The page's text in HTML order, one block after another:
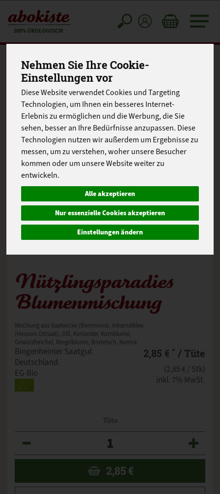
Nehmen Sie Ihre Cookie-
Einstellungen vor
Diese Website verwendet Cookies und Targeting
Technologien, um Ihnen ein besseres Internet-
Erlebnis zu ermöglichen und die Werbung, die Sie
sehen, besser an Ihre Bedürfnisse anzupassen. Diese
Technologien nutzen wir außerdem um Ergebnisse zu
messen, um zu verstehen, woher unsere Besucher
kommen oder um unsere Website weiter zu
entwickeln.
Alle akzeptieren
Nur essenzielle Cookies akzeptieren
Einstellungen ändern
Nützlingsparadies
Blumenmischung
Mischung aus Saatwicke (Berninova), Inkarnatklee
(Heusers Ostsaat), Dill, Koriander, Kornblume,
Gewürzfenchel, Ringelblume, Borretsch, Kornra
Bingenheimer Saatgut
Deutschland
EG-Bio
2,85 € * / Tüte
(2,85 € / Stk)
inkl. 7% MwSt.
2,85 €
Toggle
cart